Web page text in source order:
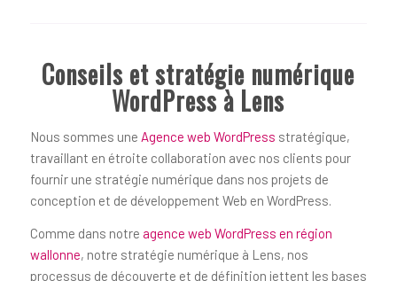
Conseils et stratégie numérique
WordPress à Lens
Nous sommes une Agence web WordPress stratégique,
travaillant en étroite collaboration avec nos clients pour
fournir une stratégie numérique dans nos projets de
conception et de développement Web en WordPress.
Comme dans notre agence web WordPress en région
wallonne, notre stratégie numérique à Lens, nos
processus de découverte et de définition jettent les bases